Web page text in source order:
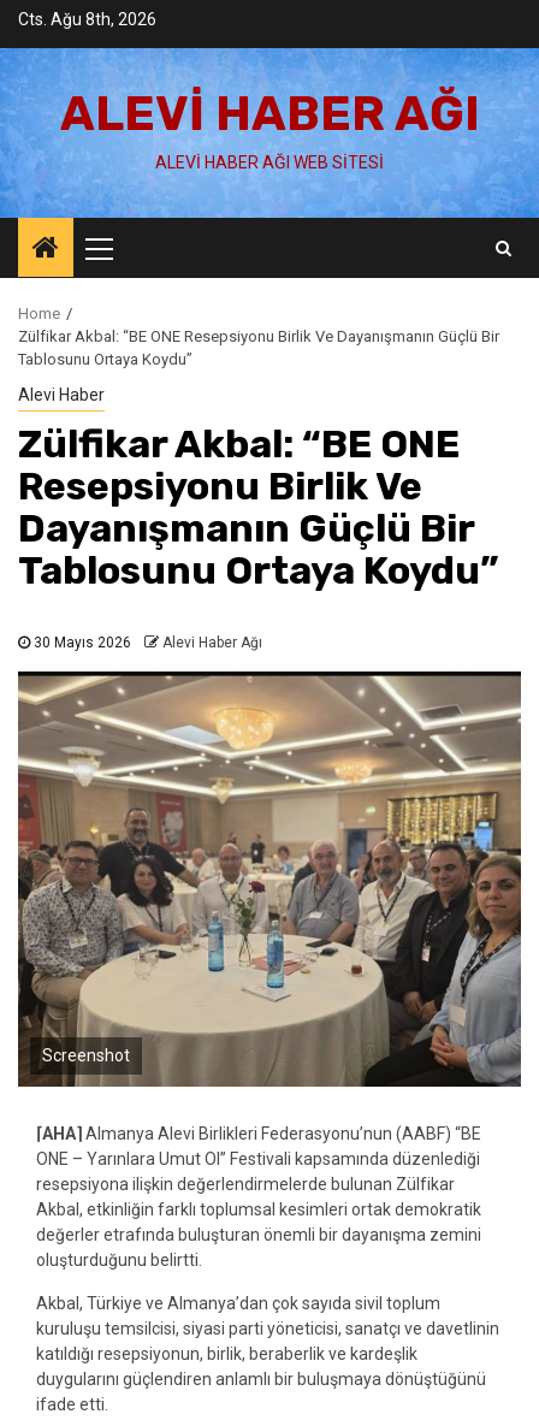
Skip
content
Cts. Ağu 8th, 2026
ALEVI HABER AĞI
ALEVI HABER AĞI WEB SITESI
Menu
Home
Zülfikar Akbal: “BE ONE Resepsiyonu Birlik Ve Dayanışmanın Güçlü Bir
Tablosunu Ortaya Koydu”
Alevi Haber
Zülfikar Akbal: “BE ONE
Resepsiyonu Birlik Ve
Dayanışmanın Güçlü Bir
Tablosunu Ortaya Koydu”
30 Mayıs 2026 Alevi Haber Ağı
Screenshot
⌈AHA⌉Almanya Alevi Birlikleri Federasyonu’nun (AABF) “BE
ONE – Yarınlara Umut Ol” Festivali kapsamında düzenlediği
resepsiyona ilişkin değerlendirmelerde bulunan Zülfikar
Akbal, etkinliğin farklı toplumsal kesimleri ortak demokratik
değerler etrafında buluşturan önemli bir dayanışma zemini
oluşturduğunu belirtti.
Akbal, Türkiye ve Almanya’dan çok sayıda sivil toplum
kuruluşu temsilcisi, siyasi parti yöneticisi, sanatçı ve davetlinin
katıldığı resepsiyonun, birlik, beraberlik ve kardeşlik
duygularını güçlendiren anlamlı bir buluşmaya dönüştüğünü
ifade etti.